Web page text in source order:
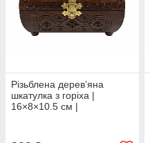
Різьблена дерев’яна
шкатулка з горіха |
16×8×10.5 см |